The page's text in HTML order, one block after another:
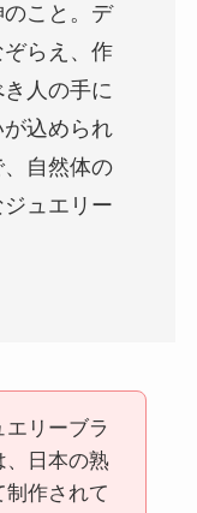
こと。デ
らえ、作
人の手に
込められ
自然体の
ュエリー
リーブラ
、日本の熟
作されて